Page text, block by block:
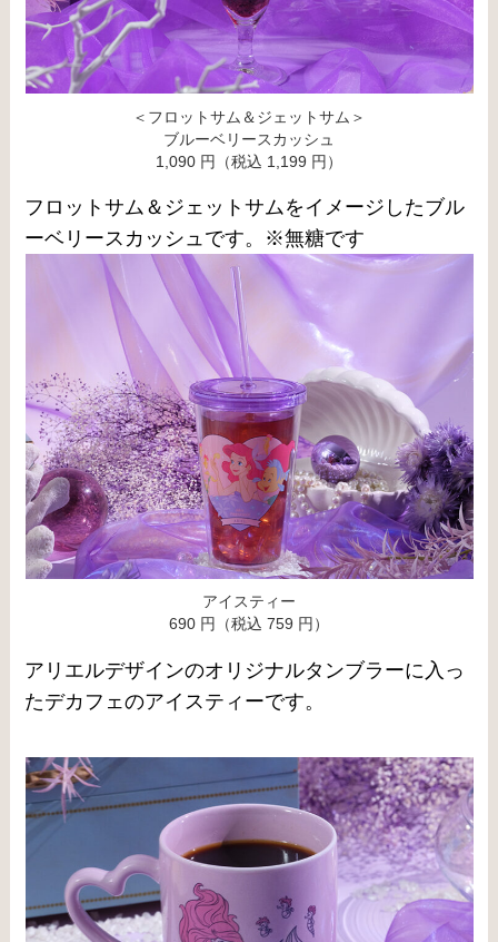
＜フロットサム＆ジェットサム＞
ブルーベリースカッシュ
1,090 円（税込 1,199 円）
フロットサム＆ジェットサムをイメージしたブル
ーベリースカッシュです。※無糖です
アイスティー
690 円（税込 759 円）
アリエルデザインのオリジナルタンブラーに入っ
たデカフェのアイスティーです。